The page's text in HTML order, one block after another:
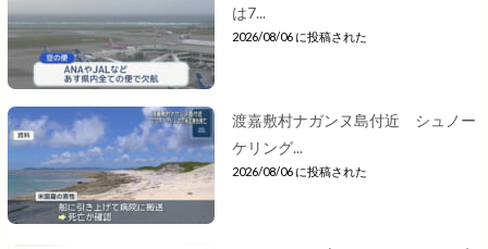
は7...
2026/08/06 に投稿された
渡嘉敷村ナガンヌ島付近 シュノー
ケリング...
2026/08/06 に投稿された